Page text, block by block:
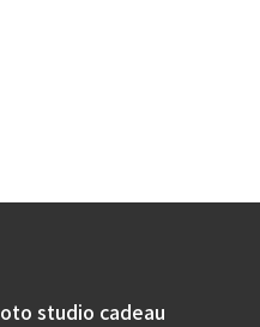
studio cadeau